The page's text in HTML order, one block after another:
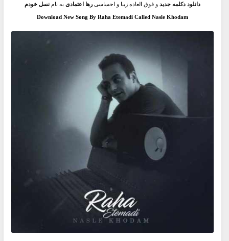
دانلود دکلمه جدید و فوق العاده زیبا و احساسی رها اعتمادیبه نام نسل خودم
Download New Song By Raha Etemadi Called Nasle Khodam